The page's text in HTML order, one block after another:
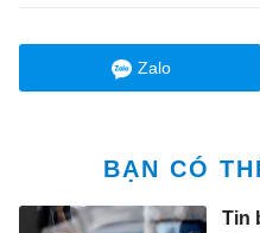
Zalo
BẠN CÓ
Tin